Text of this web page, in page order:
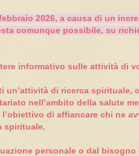
febbraio 2026, a causa di un
comunque possibile, su
informativo sulle attività di
un’attività di ricerca
nell’ambito della salute
di affiancare chi ne
spirituale.
personale o dal